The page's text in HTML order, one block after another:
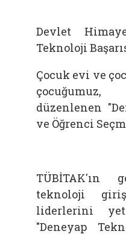
Devlet
Teknoloji
Çocuk evi ve
düzenlenen
ve Öğrenci
TÜBİTAK'ın
teknoloji
liderlerini
"Deneyap